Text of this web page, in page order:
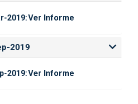
2019:Ver Informe
2019
2019:Ver Informe